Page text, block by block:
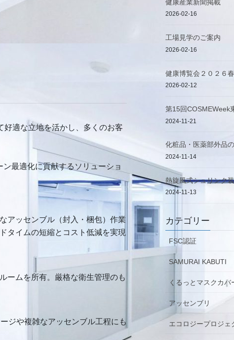
好適な立地を活かし、多くのお客
最適化に貢献するソリューショ
アッセンブル（封入・梱包）作業
タイムの短縮とコスト低減を実現
ームを所有。厳格な衛生管理のも
ジや複雑なアッセンブル工程にも
健康産業新聞掲載
2026-02-16
工場見学のご案内
2026-02-16
健康博覧会２０２６春
2026-02-12
第15回COSMEWeek
2024-11-21
化粧品・医薬部外品
2024-11-14
熱旋風式シュリンク
2024-11-13
カテゴリー
FSC認証
SAMURAI KABUTI
くるっとマスクカバ
アッセンブリ
エコロジープロジェ